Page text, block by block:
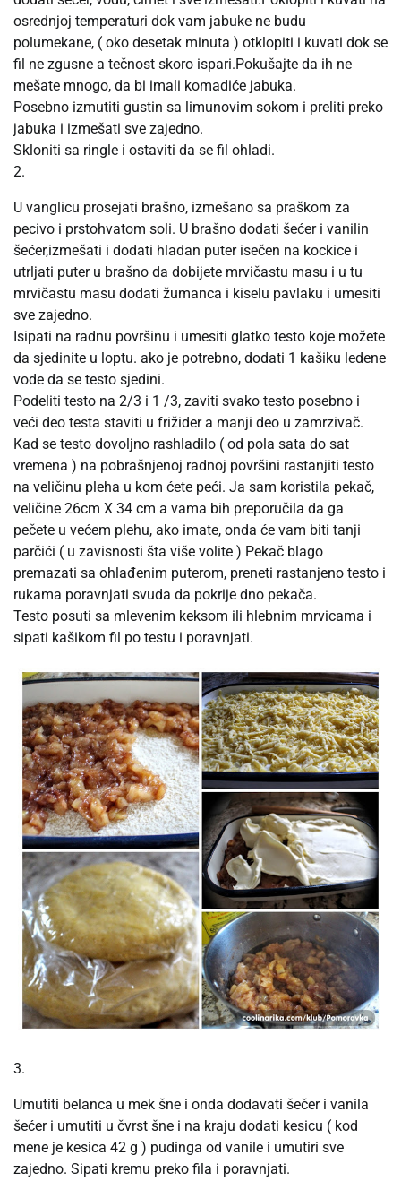
osrednjoj temperaturi dok vam jabuke ne budu
polumekane, ( oko desetak minuta ) otklopiti i kuvati dok se
fil ne zgusne a tečnost skoro ispari.Pokušajte da ih ne
mešate mnogo, da bi imali komadiće jabuka.
Posebno izmutiti gustin sa limunovim sokom i preliti preko
jabuka i izmešati sve zajedno.
Skloniti sa ringle i ostaviti da se fil ohladi.
2.
U vanglicu prosejati brašno, izmešano sa praškom za
pecivo i prstohvatom soli. U brašno dodati šećer i vanilin
šećer,izmešati i dodati hladan puter isečen na kockice i
utrljati puter u brašno da dobijete mrvičastu masu i u tu
mrvičastu masu dodati žumanca i kiselu pavlaku i umesiti
sve zajedno.
Isipati na radnu površinu i umesiti glatko testo koje možete
da sjedinite u loptu. ako je potrebno, dodati 1 kašiku ledene
vode da se testo sjedini.
Podeliti testo na 2/3 i 1 /3, zaviti svako testo posebno i
veći deo testa staviti u frižider a manji deo u zamrzivač.
Kad se testo dovoljno rashladilo ( od pola sata do sat
vremena ) na pobrašnjenoj radnoj površini rastanjiti testo
na veličinu pleha u kom ćete peći. Ja sam koristila pekač,
veličine 26cm X 34 cm a vama bih preporučila da ga
pečete u većem plehu, ako imate, onda će vam biti tanji
parčići ( u zavisnosti šta više volite ) Pekač blago
premazati sa ohlađenim puterom, preneti rastanjeno testo i
rukama poravnjati svuda da pokrije dno pekača.
Testo posuti sa mlevenim keksom ili hlebnim mrvicama i
sipati kašikom fil po testu i poravnjati.
3.
Umutiti belanca u mek šne i onda dodavati šečer i vanila
šećer i umutiti u čvrst šne i na kraju dodati kesicu ( kod
mene je kesica 42 g ) pudinga od vanile i umutiri sve
zajedno. Sipati kremu preko fila i poravnjati.